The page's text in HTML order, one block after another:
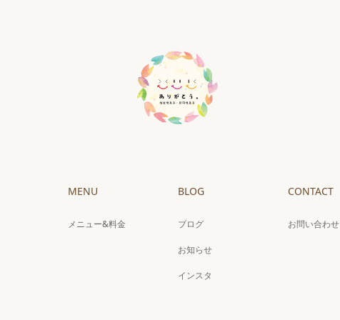
MENU
メニュー&料金
BLOG
ブログ
お知らせ
インスタ
CONTACT
お問い合わせ